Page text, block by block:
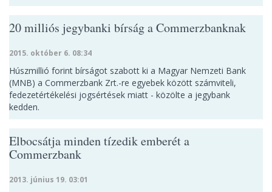
20 milliós jegybanki bírság a Commerzbanknak
2015. október 6. 08:34
Húszmillió forint bírságot szabott ki a Magyar Nemzeti Bank
(MNB) a Commerzbank Zrt.-re egyebek között számviteli,
fedezetértékelési jogsértések miatt - közölte a jegybank
kedden.
Elbocsátja minden tízedik emberét a
Commerzbank
2013. június 19. 03:01